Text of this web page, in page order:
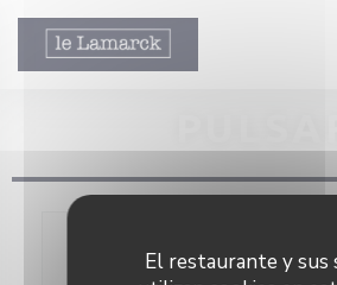
Personalización de sus opciones de
El restaurante y sus